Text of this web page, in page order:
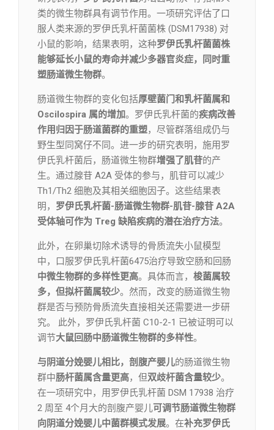
类的微生物群具有调节作用。一项研究评估了口
服人类来源的罗伊氏乳杆菌菌株 (DSM17938) 对
小鼠的影响，结果表明，这种罗伊氏乳杆菌菌株
能够延长小鼠的寿命并减少多器官炎症，同时重
塑肠道微生物群。
肠道微生物群的变化包括厚壁菌门和乳杆菌属和
Oscilospira 属的增加。罗伊氏乳杆菌的疾病改善
作用归因于肠道菌群的重塑，尽管群落组成仍与
野生型同窝仔不同。进一步的研究表明，施用罗
伊氏乳杆菌后，肠道微生物群增强了肌苷的产
生。通过腺苷 A2A 受体的参与，肌苷可以减少
Th1/Th2 细胞及其相关细胞因子。这些结果表
明， 罗伊氏乳杆菌-肠道微生物群-肌苷-腺苷 A2A
受体轴可作为 Treg 缺陷疾病的潜在治疗方法。
此外，在卵巢切除术诱导的骨质流失小鼠模型
中，口服罗伊氏乳杆菌6475治疗导致空肠和回肠
中微生物群的多样性更高。具体而言， 梭菌属较
多，但拟杆菌属较少。然而，改变的肠道微生物
群是否与预防骨质流失直接相关还需要进一步研
究。 此外，罗伊氏乳杆菌 C10-2-1 已被证明可以
调节大鼠回肠中肠道微生物群的多样性。
与阴道分娩婴儿相比， 剖腹产婴儿的肠道微生物
群中肠杆菌属含量更高，但双歧杆菌含量较少。
在一项研究中，用罗伊氏乳杆菌 DSM 17938 治疗
2 周至 4个月大的剖腹产婴儿可调节肠道微生物群
向阴道分娩婴儿中菌群模式发展。在补充罗伊氏